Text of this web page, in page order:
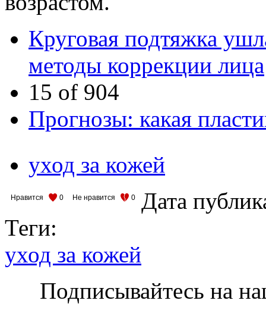
Круговая подтяжка
методы коррекции лица
15 of 904
Прогнозы: какая
уход за кожей
Нравится 0 Не нравится 0
Дата
Теги:
уход за кожей
Подписывайтесь на